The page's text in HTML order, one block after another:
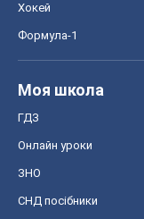
Хокей
Формула-1
Моя школа
ГДЗ
Онлайн уроки
ЗНО
СНД посібники